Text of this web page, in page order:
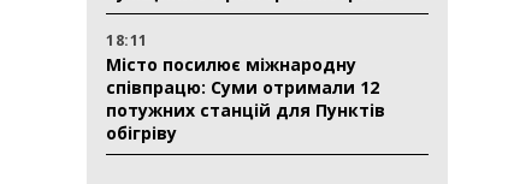
18:11
Місто посилює міжнародну
співпрацю: Суми отримали 12
потужних станцій для Пунктів
обігріву